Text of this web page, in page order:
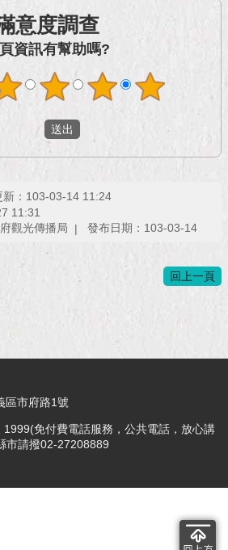
意度調查
資訊有幫助嗎?
新：103-03-14 11:24
11:31
觀光傳播局
發布日期：103-03-14
回上一頁
區市府路1號
免付費電話服務，公共電話，放心講
市請撥02-27208889